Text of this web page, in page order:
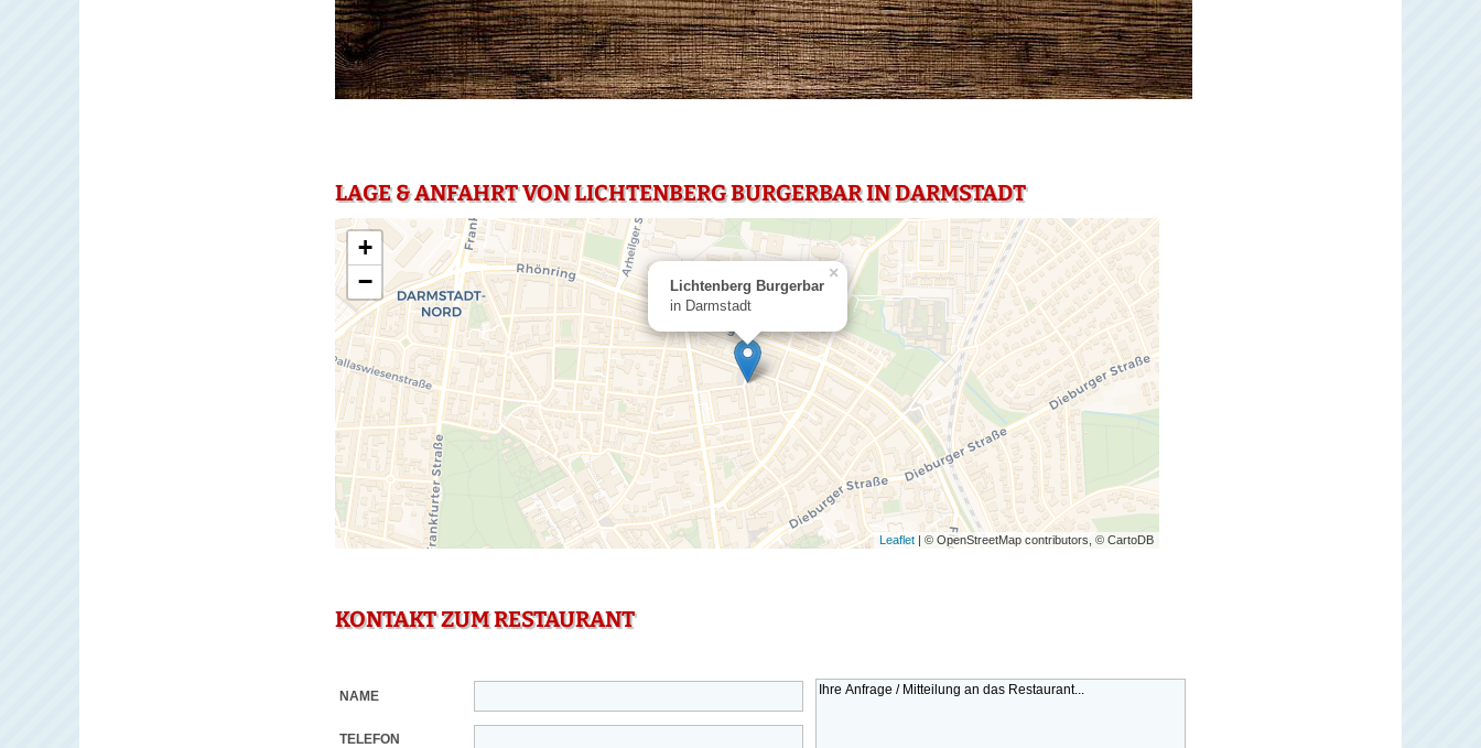
LAGE & ANFAHRT VON LICHTENBERG BURGERBAR IN DARMSTADT
Lichtenberg Burgerbar
in Darmstadt
×
+
−
Leaflet | © OpenStreetMap contributors, © CartoDB
KONTAKT ZUM RESTAURANT
NAME
TELEFON